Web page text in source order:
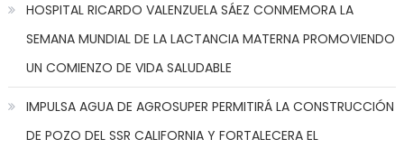
HOSPITAL RICARDO VALENZUELA SÁEZ CONMEMORA LA
SEMANA MUNDIAL DE LA LACTANCIA MATERNA PROMOVIENDO
UN COMIENZO DE VIDA SALUDABLE
IMPULSA AGUA DE AGROSUPER PERMITIRÁ LA CONSTRUCCIÓN
DE POZO DEL SSR CALIFORNIA Y FORTALECERA EL